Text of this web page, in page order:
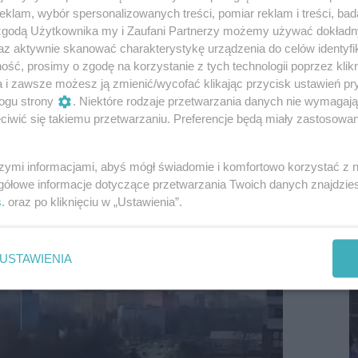
wybór spersonalizowanych treści, pomiar reklam i treści,
Użytkownika my i Zaufani Partnerzy możemy używać
aktywnie skanować charakterystykę urządzenia do celów
prosimy o zgodę na korzystanie z tych technologii poprzez
i zawsze możesz ją zmienić/wycofać klikając przycisk ustawień
strony
. Niektóre rodzaje przetwarzania danych nie
się takiemu przetwarzaniu. Preferencje będą miały
informacjami, abyś mógł świadomie i komfortowo korzystać z
informacje dotyczące przetwarzania Twoich danych
. oraz po kliknięciu w „Ustawienia”.
USTAWIENIA